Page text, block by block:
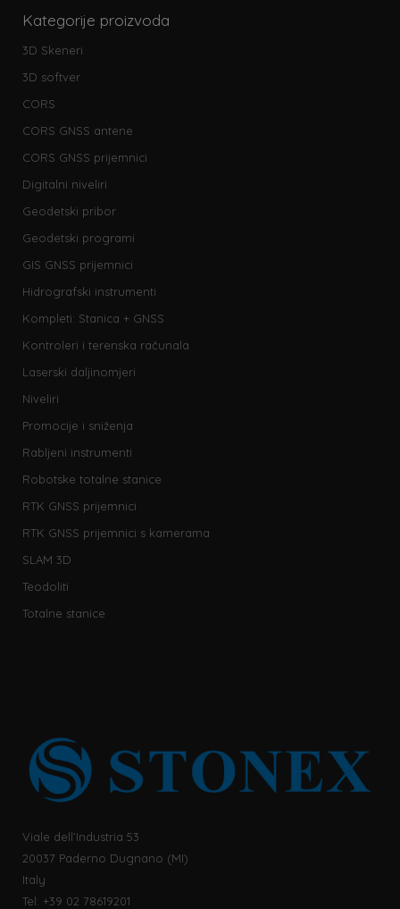
Kategorije proizvoda
3D Skeneri
3D softver
CORS
CORS GNSS antene
CORS GNSS prijemnici
Digitalni niveliri
Geodetski pribor
Geodetski programi
GIS GNSS prijemnici
Hidrografski instrumenti
Kompleti: Stanica + GNSS
Kontroleri i terenska računala
Laserski daljinomjeri
Niveliri
Promocije i sniženja
Rabljeni instrumenti
Robotske totalne stanice
RTK GNSS prijemnici
RTK GNSS prijemnici s kamerama
SLAM 3D
Teodoliti
Totalne stanice
Viale dell’Industria 53
20037 Paderno Dugnano (MI)
Italy
Tel: +39 02 78619201